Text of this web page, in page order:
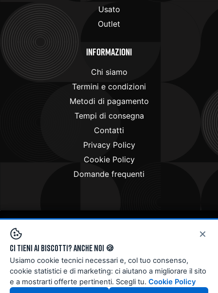
Usato
Outlet
Informazioni
Chi siamo
Termini e condizioni
Metodi di pagamento
Tempi di consegna
Contatti
Privacy Policy
Cookie Policy
Domande frequenti
Copyright © 2024 . All rights reserved
×
Ci tieni ai biscotti? Anche noi 🍪
Usiamo cookie tecnici necessari e, col tuo consenso,
cookie statistici e di marketing: ci aiutano a migliorare il sito
e a mostrarti offerte pertinenti. Scegli tu. Cookie Policy